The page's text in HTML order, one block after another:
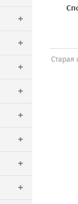
Старая